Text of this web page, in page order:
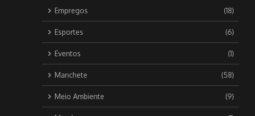
Empregos (18)
Esportes (6)
Eventos (1)
Manchete (58)
Meio Ambiente (9)